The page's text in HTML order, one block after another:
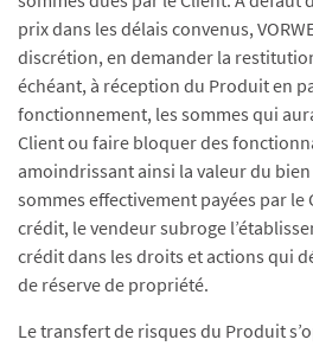
prix dans les délais convenus,
discrétion, en demander la
échéant, à réception du Produit en
fonctionnement, les sommes qui
Client ou faire bloquer des
amoindrissant ainsi la valeur du
sommes effectivement payées par le
crédit, le vendeur subroge
crédit dans les droits et actions qui
de réserve de propriété.
Le transfert de risques du Produit